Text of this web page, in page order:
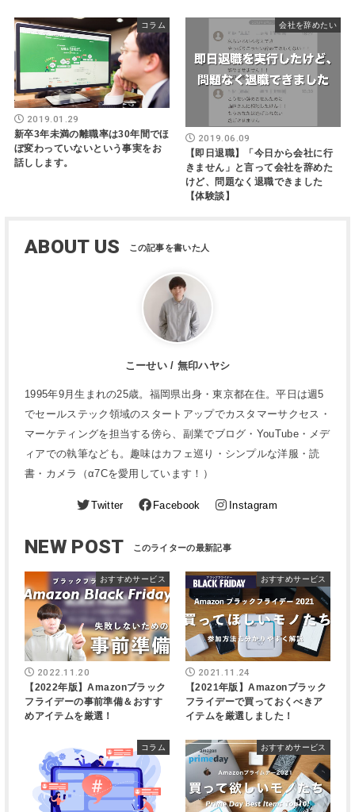
コラム
2019.01.29
新卒3年未満の離職率は30年間でほ
ぼ変わっていないという事実をお
話しします。
会社を辞めたい
2019.06.09
【即日退職】「今日から会社に行
きません」と言って会社を辞めた
けど、問題なく退職できました
【体験談】
ABOUT US
こーせい / 無印ハヤシ
1995年9月生まれの25歳。福岡県出身・東京都在住。平日は週5
でセールステック領域のスタートアップでカスタマーサクセス・
マーケティングを担当する傍ら、副業でブログ・YouTube・メデ
ィアでの執筆なども。趣味はカフェ巡り・シンプルな洋服・読
書・カメラ（α7Cを愛用しています！）
Twitter Facebook Instagram
NEW POST
おすすめサービス
2022.11.20
【2022年版】Amazonブラック
フライデーの事前準備＆おすす
めアイテムを厳選！
おすすめサービス
2021.11.24
【2021年版】Amazonブラック
フライデーで買っておくべきア
イテムを厳選しました！
コラム おすすめサービス